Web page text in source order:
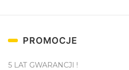
Linki w stopce
PROMOCJE
5 LAT GWARANCJI !